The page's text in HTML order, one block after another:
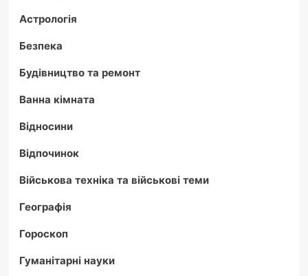
Астрологія
Безпека
Будівництво та ремонт
Ванна кімната
Відносини
Відпочинок
Військова техніка та військові теми
Географія
Гороскоп
Гуманітарні науки